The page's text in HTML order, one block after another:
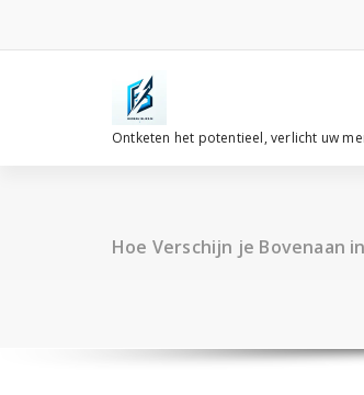
de
Ontketen het potentieel, verlicht uw
Hoe Verschijn je Bovenaan